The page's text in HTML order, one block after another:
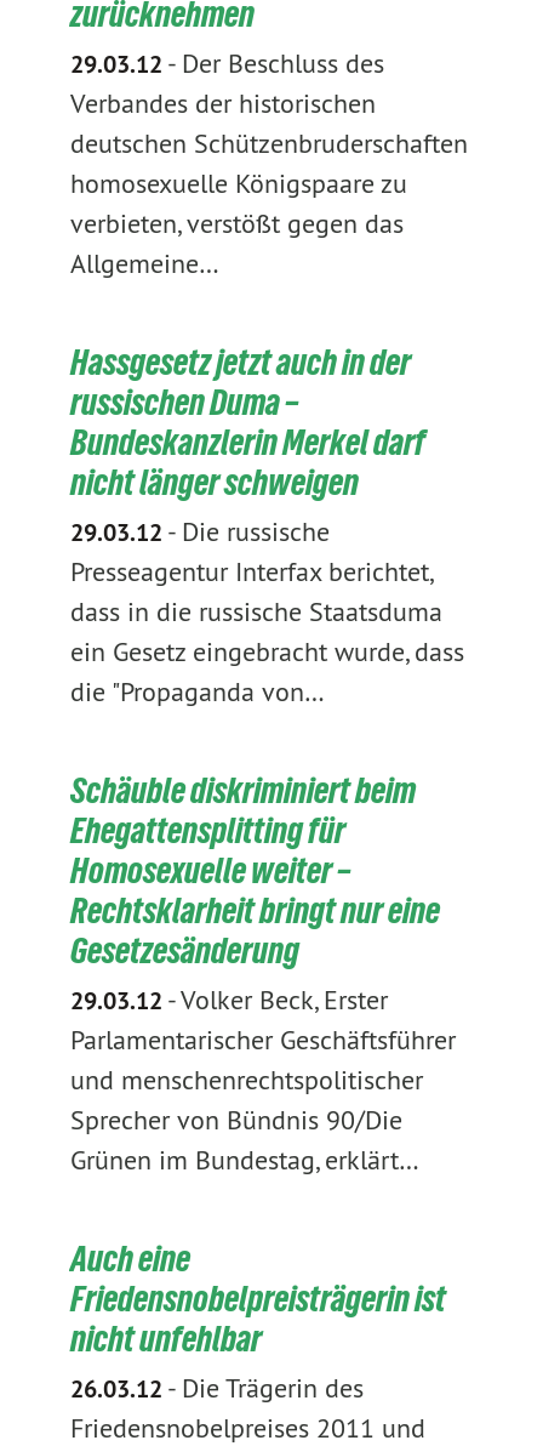
zurücknehmen
29.03.12 - Der Beschluss des
Verbandes der historischen
deutschen Schützenbruderschaften
homosexuelle Königspaare zu
verbieten, verstößt gegen das
Allgemeine…
Hassgesetz jetzt auch in der
russischen Duma –
Bundeskanzlerin Merkel darf
nicht länger schweigen
29.03.12 - Die russische
Presseagentur Interfax berichtet,
dass in die russische Staatsduma
ein Gesetz eingebracht wurde, dass
die "Propaganda von…
Schäuble diskriminiert beim
Ehegattensplitting für
Homosexuelle weiter –
Rechtsklarheit bringt nur eine
Gesetzesänderung
29.03.12 -Volker Beck, Erster
Parlamentarischer Geschäftsführer
und menschenrechtspolitischer
Sprecher von Bündnis 90/Die
Grünen im Bundestag, erklärt…
Auch eine
Friedensnobelpreisträgerin ist
nicht unfehlbar
26.03.12 - Die Trägerin des
Friedensnobelpreises 2011 und